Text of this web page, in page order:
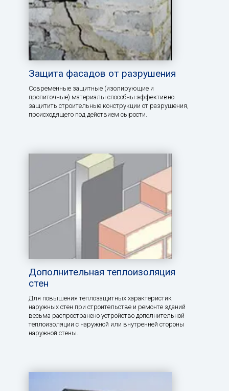
Защита фасадов от разрушения
Современные защитные (изолирующие и
пропиточные) материалы способны эффективно
защитить строительные конструкции от разрушения,
происходящего под действием сырости.
Дополнительная теплоизоляция
стен
Для повышения теплозащитных характеристик
наружных стен при строительстве и ремонте зданий
весьма распространено устройство дополнительной
теплоизоляции с наружной или внутренней стороны
наружной стены.